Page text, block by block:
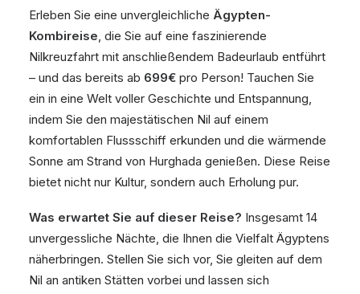
Erleben Sie eine unvergleichliche Ägypten-
Kombireise, die Sie auf eine faszinierende
Nilkreuzfahrt mit anschließendem Badeurlaub entführt
– und das bereits ab 699€ pro Person! Tauchen Sie
ein in eine Welt voller Geschichte und Entspannung,
indem Sie den majestätischen Nil auf einem
komfortablen Flussschiff erkunden und die wärmende
Sonne am Strand von Hurghada genießen. Diese Reise
bietet nicht nur Kultur, sondern auch Erholung pur.
Was erwartet Sie auf dieser Reise? Insgesamt 14
unvergessliche Nächte, die Ihnen die Vielfalt Ägyptens
näherbringen. Stellen Sie sich vor, Sie gleiten auf dem
Nil an antiken Stätten vorbei und lassen sich